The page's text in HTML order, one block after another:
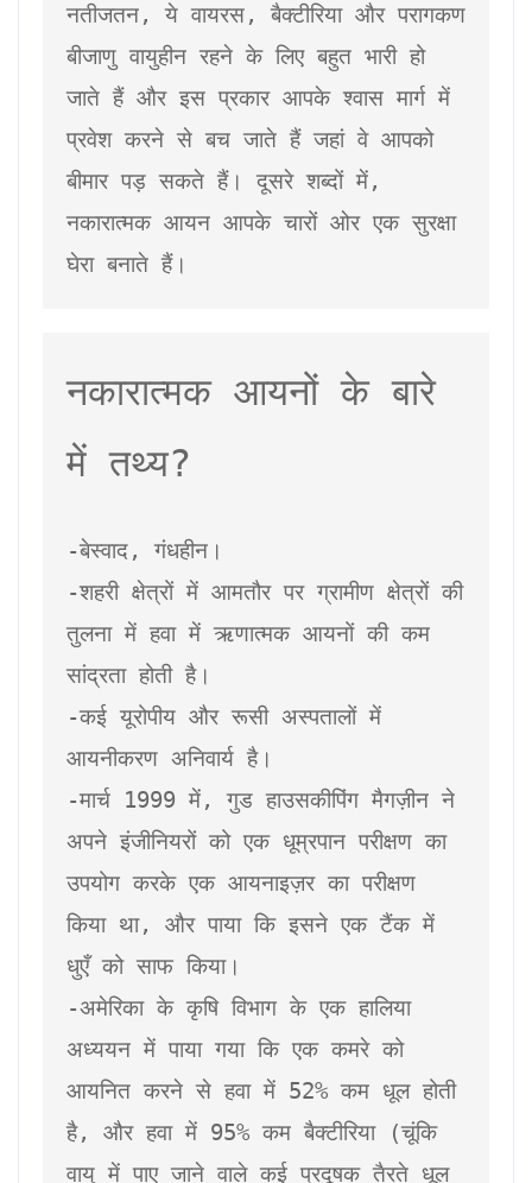
नतीजतन, ये वायरस, बैक्टीरिया और परागकण
बीजाणु वायुहीन रहने के लिए बहुत भारी हो
जाते हैं और इस प्रकार आपके श्वास मार्ग में
प्रवेश करने से बच जाते हैं जहां वे आपको
बीमार पड़ सकते हैं। दूसरे शब्दों में,
नकारात्मक आयन आपके चारों ओर एक सुरक्षा
घेरा बनाते हैं।
नकारात्मक आयनों के बारे
में तथ्य?
-बेस्वाद, गंधहीन।
-शहरी क्षेत्रों में आमतौर पर ग्रामीण क्षेत्रों की
तुलना में हवा में ऋणात्मक आयनों की कम
सांद्रता होती है।
-कई यूरोपीय और रूसी अस्पतालों में
आयनीकरण अनिवार्य है।
-मार्च 1999 में, गुड हाउसकीपिंग मैगज़ीन ने
अपने इंजीनियरों को एक धूम्रपान परीक्षण का
उपयोग करके एक आयनाइज़र का परीक्षण
किया था, और पाया कि इसने एक टैंक में
धुएँ को साफ किया।
-अमेरिका के कृषि विभाग के एक हालिया
अध्ययन में पाया गया कि एक कमरे को
आयनित करने से हवा में 52% कम धूल होती
है, और हवा में 95% कम बैक्टीरिया (चूंकि
वायु में पाए जाने वाले कई प्रदूषक तैरते धूल